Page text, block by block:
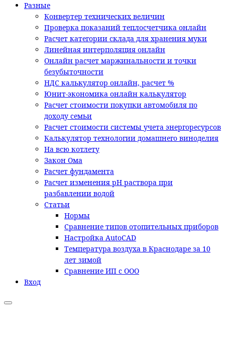
Разные
Конвертер технических величин
Проверка показаний теплосчетчика онлайн
Расчет категории склада для хранения муки
Линейная интерполяция онлайн
Онлайн расчет маржинальности и точки
безубыточности
НДС калькулятор онлайн, расчет %
Юнит-экономика онлайн калькулятор
Расчет стоимости покупки автомобиля по
доходу семьи
Расчет стоимости системы учета энергоресурсов
Калькулятор технологии домашнего виноделия
На всю котлету
Закон Ома
Расчет фундамента
Расчет изменения pH раствора при
разбавлении водой
Статьи
Нормы
Сравнение типов отопительных приборов
Настройка AutoCAD
Температура воздуха в Краснодаре за 10
лет зимой
Сравнение ИП с ООО
Вход